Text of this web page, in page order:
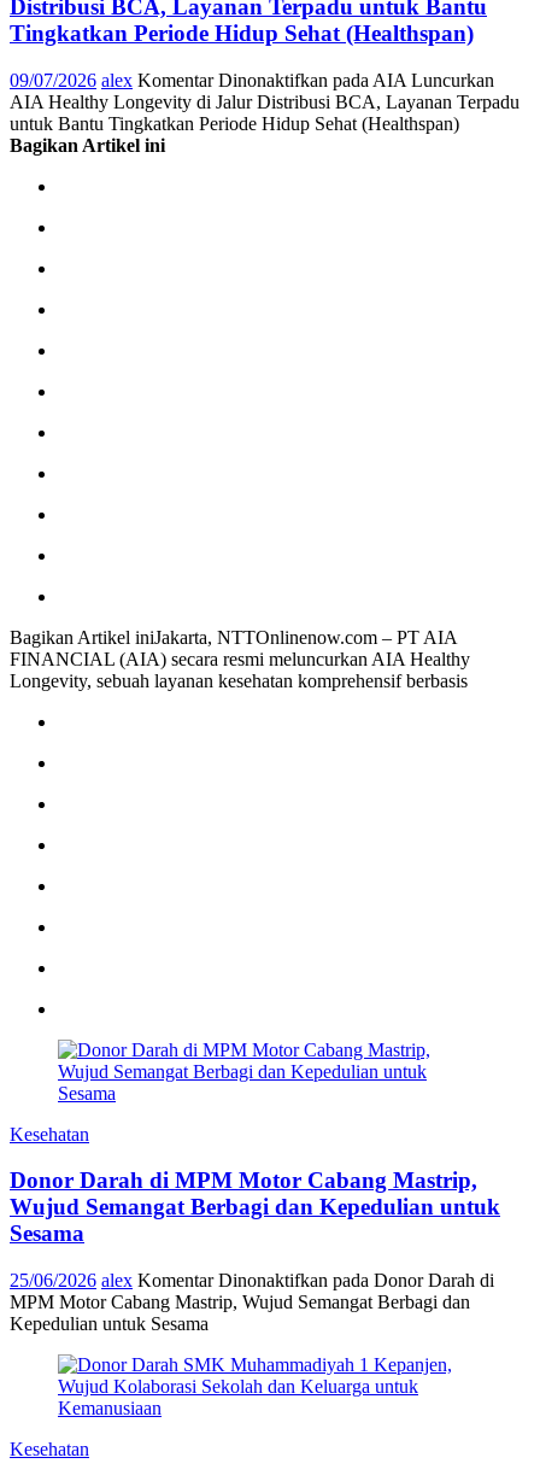
Distribusi BCA, Layanan Terpadu untuk Bantu
Tingkatkan Periode Hidup Sehat (Healthspan)
09/07/2026 alex Komentar Dinonaktifkan pada AIA Luncurkan
AIA Healthy Longevity di Jalur Distribusi BCA, Layanan Terpadu
untuk Bantu Tingkatkan Periode Hidup Sehat (Healthspan)
Bagikan Artikel ini
Bagikan Artikel iniJakarta, NTTOnlinenow.com – PT AIA
FINANCIAL (AIA) secara resmi meluncurkan AIA Healthy
Longevity, sebuah layanan kesehatan komprehensif berbasis
Kesehatan
Donor Darah di MPM Motor Cabang Mastrip,
Wujud Semangat Berbagi dan Kepedulian untuk
Sesama
25/06/2026 alex Komentar Dinonaktifkan pada Donor Darah di
MPM Motor Cabang Mastrip, Wujud Semangat Berbagi dan
Kepedulian untuk Sesama
Kesehatan